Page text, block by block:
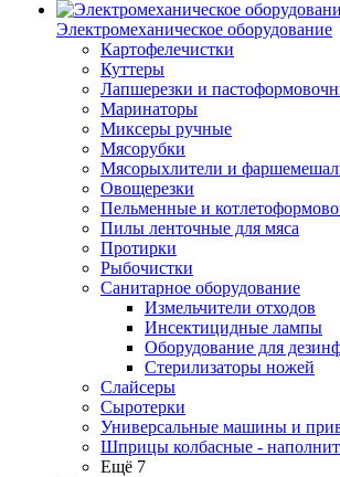
Электромеханическое оборудование
Картофелечистки
Куттеры
Лапшерезки и
Маринаторы
Миксеры ручные
Мясорубки
Мясорыхлители и
Овощерезки
Пельменные и
Пилы ленточные для мяса
Протирки
Рыбочистки
Санитарное оборудование
Измельчители отходов
Инсектицидные лампы
Оборудование для
Стерилизаторы ножей
Слайсеры
Сыротерки
Универсальные машины и
Шприцы колбасные -
Ещё 7